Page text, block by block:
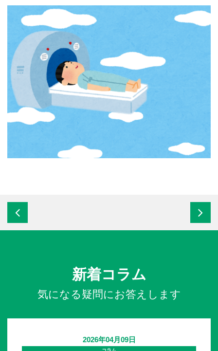
新着コラム
気になる疑問にお答えします
2026年04月09日